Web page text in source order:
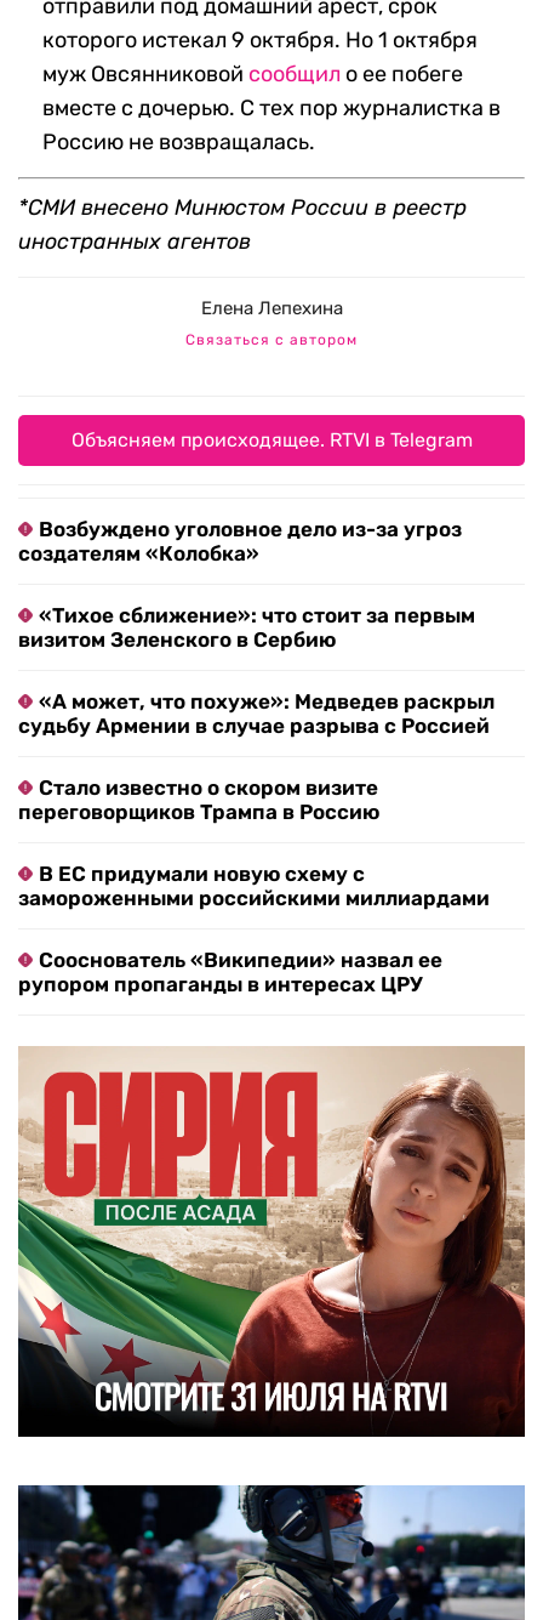
отправили под домашний арест, срок
которого истекал 9 октября. Но 1 октября
муж Овсянниковой сообщил о ее побеге
вместе с дочерью. С тех пор журналистка в
Россию не возвращалась.
*СМИ внесено Минюстом России в реестр
иностранных агентов
Елена Лепехина
Связаться с автором
Объясняем происходящее. RTVI в Telegram
Возбуждено уголовное дело из-за угроз
создателям «Колобка»
«Тихое сближение»: что стоит за первым
визитом Зеленского в Сербию
«А может, что похуже»: Медведев раскрыл
судьбу Армении в случае разрыва с Россией
Стало известно о скором визите
переговорщиков Трампа в Россию
В ЕС придумали новую схему с
замороженными российскими миллиардами
Сооснователь «Википедии» назвал ее
рупором пропаганды в интересах ЦРУ